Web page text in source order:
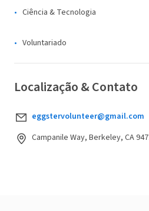
Ciência & Tecnologia
Voluntariado
Localização & Contato
eggstervolunteer@gmail.com
Campanile Way, Berkeley, CA